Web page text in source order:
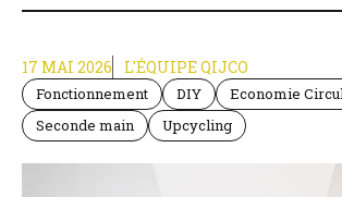
17 MAI 2026 L'ÉQUIPE QIJCO
Fonctionnement DIY
Economie
Seconde main
Upcycling